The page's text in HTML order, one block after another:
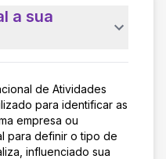
a sua
de Atividades
para identificar as
empresa ou
para definir o tipo de
influenciado sua